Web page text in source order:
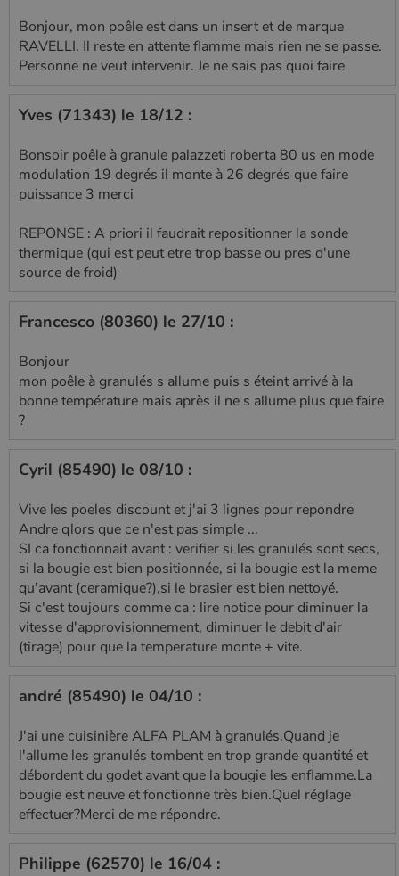
Bonjour, mon poêle est dans un insert et de marque
RAVELLI. Il reste en attente flamme mais rien ne se passe.
Personne ne veut intervenir. Je ne sais pas quoi faire
Yves (71343) le 18/12 :
Bonsoir poêle à granule palazzeti roberta 80 us en mode
modulation 19 degrés il monte à 26 degrés que faire
puissance 3 merci
REPONSE : A priori il faudrait repositionner la sonde
thermique (qui est peut etre trop basse ou pres d'une
source de froid)
Francesco (80360) le 27/10 :
Bonjour
mon poêle à granulés s allume puis s éteint arrivé à la
bonne température mais après il ne s allume plus que faire
?
Cyril (85490) le 08/10 :
Vive les poeles discount et j'ai 3 lignes pour repondre
Andre qlors que ce n'est pas simple ...
SI ca fonctionnait avant : verifier si les granulés sont secs,
si la bougie est bien positionnée, si la bougie est la meme
qu'avant (ceramique?),si le brasier est bien nettoyé.
Si c'est toujours comme ca : lire notice pour diminuer la
vitesse d'approvisionnement, diminuer le debit d'air
(tirage) pour que la temperature monte + vite.
andré (85490) le 04/10 :
J'ai une cuisinière ALFA PLAM à granulés.Quand je
l'allume les granulés tombent en trop grande quantité et
débordent du godet avant que la bougie les enflamme.La
bougie est neuve et fonctionne très bien.Quel réglage
effectuer?Merci de me répondre.
Philippe (62570) le 16/04 :